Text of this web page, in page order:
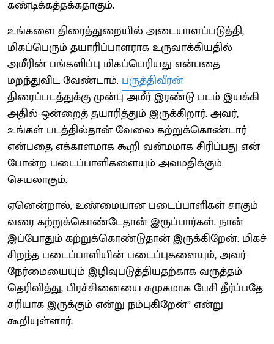
கண்டிக்கத்தக்கதாகும்.
உங்களை திரைத்துறையில் அடையாளப்படுத்தி,
மிகப்பெரும் தயாரிப்பாளராக உருவாக்கியதில்
அமீரின் பங்களிப்பு மிகப்பெரியது என்பதை
மறந்துவிட வேண்டாம். பருத்திவீரன்
திரைப்படத்துக்கு முன்பு அமீர் இரண்டு படம் இயக்கி
அதில் ஒன்றைத் தயாரித்தும் இருக்கிறார். அவர்,
உங்கள் படத்தில்தான் வேலை கற்றுக்கொண்டார்
என்பதை எக்காளமாக கூறி வன்மமாக சிரிப்பது என்
போன்ற படைப்பாளிகளையும் அவமதிக்கும்
செயலாகும்.
ஏனென்றால், உண்மையான படைப்பாளிகள் சாகும்
வரை கற்றுக்கொண்டேதான் இருப்பார்கள். நான்
இப்போதும் கற்றுக்கொண்டுதான் இருக்கிறேன். மிகச்
சிறந்த படைப்பாளியின் படைப்புகளையும், அவர்
நேர்மையையும் இழிவுபடுத்தியதற்காக வருத்தம்
தெரிவித்து, பிரச்சினையை சுமுகமாக பேசி தீர்ப்பதே
சரியாக இருக்கும் என்று நம்புகிறேன்” என்று
கூறியுள்ளார்.